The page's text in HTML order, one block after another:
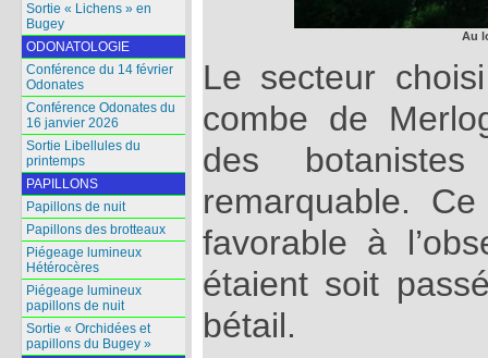
Au
Le secteur
combe de
des
remarquable.
favorable à
étaient soit
bétail.
Sortie « Lichens » en
Bugey
ODONATOLOGIE
Conférence du 14 février
Odonates
Conférence Odonates du
16 janvier 2026
Sortie Libellules du
printemps
PAPILLONS
Papillons de nuit
Papillons des brotteaux
Piégeage lumineux
Hétérocères
Piégeage lumineux
papillons de nuit
Sortie « Orchidées et
papillons du Bugey »